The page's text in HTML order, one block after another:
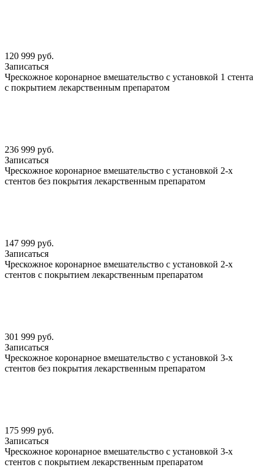
120 999 руб.
Записаться
Чрескожное коронарное вмешательство с установкой 1 стента
с покрытием лекарственным препаратом
236 999 руб.
Записаться
Чрескожное коронарное вмешательство с установкой 2-х
стентов без покрытия лекарственным препаратом
147 999 руб.
Записаться
Чрескожное коронарное вмешательство с установкой 2-х
стентов с покрытием лекарственным препаратом
301 999 руб.
Записаться
Чрескожное коронарное вмешательство с установкой 3-х
стентов без покрытия лекарственным препаратом
175 999 руб.
Записаться
Чрескожное коронарное вмешательство с установкой 3-х
стентов с покрытием лекарственным препаратом